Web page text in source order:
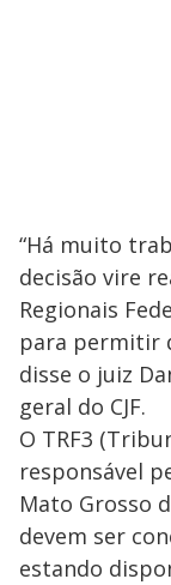
“Há muito
decisão vire
Regionais
para permitir
disse o juiz
geral do CJF.
O TRF3
responsável
Mato Grosso
devem ser
estando